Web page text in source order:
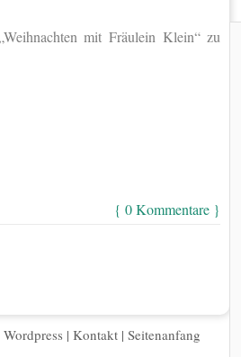
mit Fräulein Klein“ zu
{ 0 Kommentare }
Wordpress | Kontakt | Seitenanfang